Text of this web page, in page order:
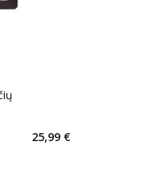
narių nuolaida
25,99 €